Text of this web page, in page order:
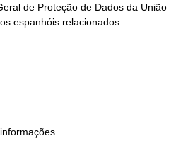
de Proteção de Dados da União
espanhóis relacionados.